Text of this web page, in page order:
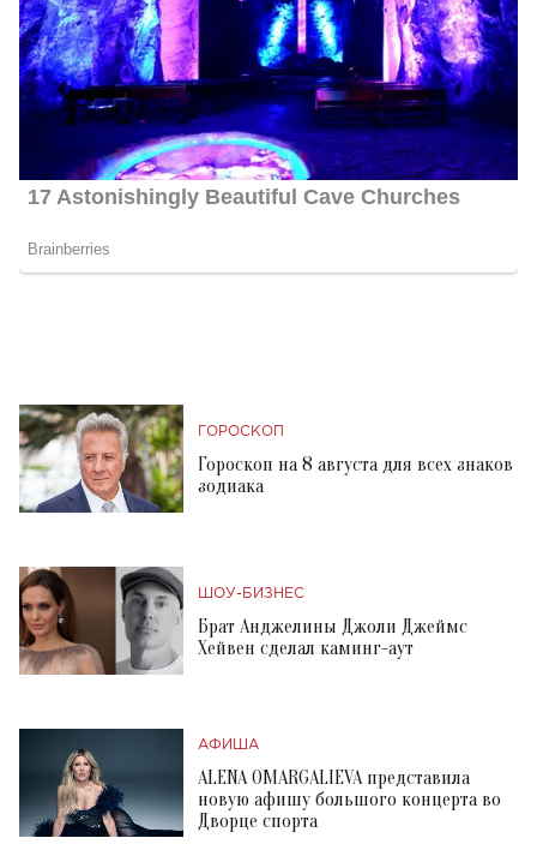
ГОРОСКОП
Гороскоп на 8 августа для всех знаков
зодиака
ШОУ-БИЗНЕС
Брат Анджелины Джоли Джеймс
Хейвен сделал каминг-аут
АФИША
ALENA OMARGALIEVA представила
новую афишу большого концерта во
Дворце спорта